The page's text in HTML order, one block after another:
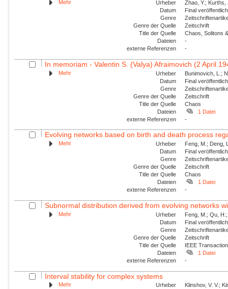
Mehr Urheber
Zhao, Y.;
Datum
Final
Genre
Genre der Quelle
Zeitschrift
Title der Quelle
Chaos, Solitons
Dateien
-
externe Referenzen
-
In memoriam - Valentin S. (Valya) Afraimovich (2 April
Mehr Urheber
Bunimovich, L.;
Datum
Final
Genre
Genre der Quelle
Zeitschrift
Title der Quelle
Chaos
Dateien
1 Datei
externe Referenzen
-
Evolving networks based on birth and death process
Mehr Urheber
Feng, M.; Deng,
Datum
Final
Genre
Genre der Quelle
Zeitschrift
Title der Quelle
Chaos
Dateien
1 Datei
externe Referenzen
-
Subnormal distribution derived from evolving networks
Mehr Urheber
Feng, M.; Qu,
Datum
Final
Genre
Genre der Quelle
Zeitschrift
Title der Quelle
IEEE
Dateien
1 Datei
externe Referenzen
-
Interval stability for complex systems
Mehr Urheber
Klinshov, V. V.;